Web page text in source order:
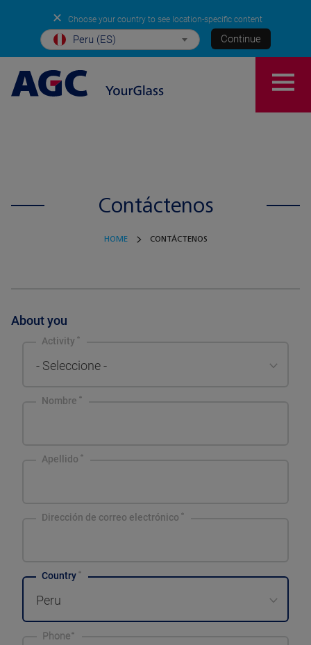
✕ Choose your country to see location-specific content
Peru (ES) Continue
Contáctenos
HOME CONTÁCTENOS
About you
Activity
- Seleccione -
Nombre
Apellido
Dirección de correo electrónico
Country
Peru
Phone